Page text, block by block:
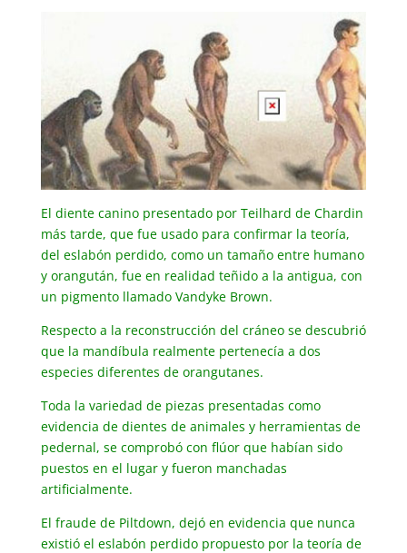
El diente canino presentado por Teilhard de Chardin
más tarde, que fue usado para confirmar la teoría,
del eslabón perdido, como un tamaño entre humano
y orangután, fue en realidad teñido a la antigua, con
un pigmento llamado Vandyke Brown.
Respecto a la reconstrucción del cráneo se descubrió
que la mandíbula realmente pertenecía a dos
especies diferentes de orangutanes.
Toda la variedad de piezas presentadas como
evidencia de dientes de animales y herramientas de
pedernal, se comprobó con flúor que habían sido
puestos en el lugar y fueron manchadas
artificialmente.
El fraude de Piltdown, dejó en evidencia que nunca
existió el eslabón perdido propuesto por la teoría de